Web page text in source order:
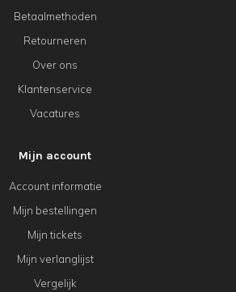
Betaalmethoden
Retourneren
Over ons
Klantenservice
Vacatures
Mijn account
Account informatie
Mijn bestellingen
Mijn tickets
Mijn verlanglijst
Vergelijk